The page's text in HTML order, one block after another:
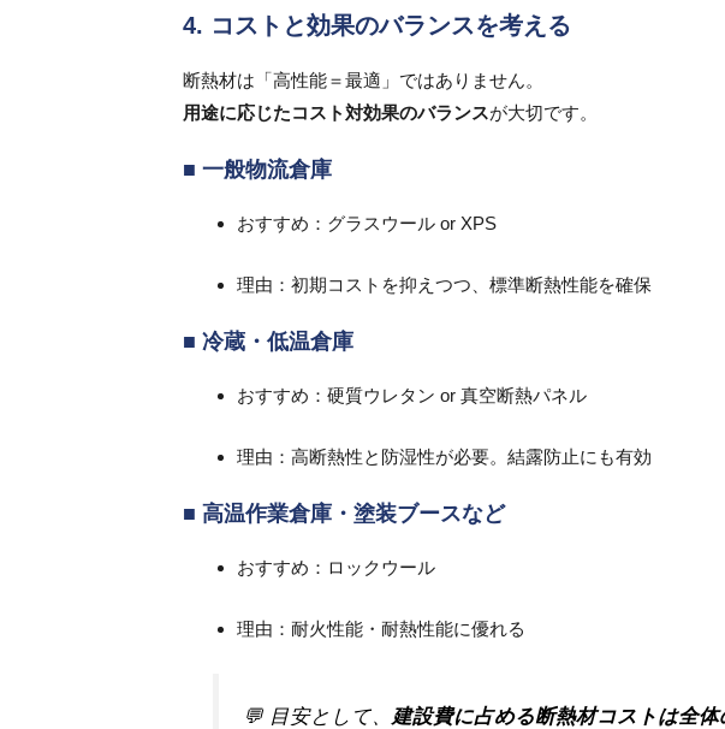
4. コストと効果のバランスを考える
断熱材は「高性能＝最適」ではありません。
用途に応じたコスト対効果のバランスが大切です。
■ 一般物流倉庫
おすすめ：グラスウール or XPS
理由：初期コストを抑えつつ、標準断熱性能を確保
■ 冷蔵・低温倉庫
おすすめ：硬質ウレタン or 真空断熱パネル
理由：高断熱性と防湿性が必要。結露防止にも有効
■ 高温作業倉庫・塗装ブースなど
おすすめ：ロックウール
理由：耐火性能・耐熱性能に優れる
💬 目安として、
建設費に占める断熱材コストは全体